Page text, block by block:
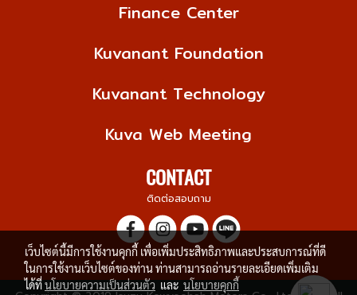
Finance Center
Kuvanant Foundation
Kuvanant Technology
Kuva Web Meeting
CONTACT
ติดต่อสอบถาม
เว็บไซต์นี้มีการใช้งานคุกกี้ เพื่อเพิ่มประสิทธิภาพและประสบการณ์ที่ดี
ในการใช้งานเว็บไซต์ของท่าน ท่านสามารถอ่านรายละเอียดเพิ่มเติม
ได้ที่นโยบายความเป็นส่วนตัวและนโยบายคุกกี้